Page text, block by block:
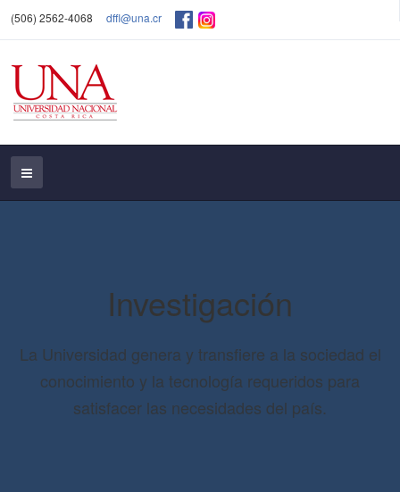
(506) 2562-4068 dffl@una.cr
Investigación
La Universidad genera y transfiere a la sociedad el
conocimiento y la tecnología requeridos para
satisfacer las necesidades del país.